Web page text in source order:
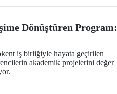
Dönüştüren Program:
iş birliğiyle hayata geçirilen
akademik projelerini değer